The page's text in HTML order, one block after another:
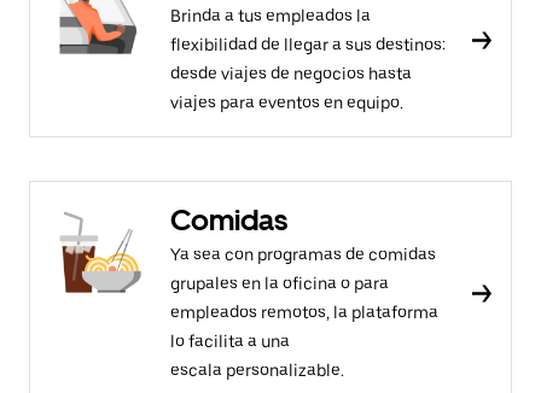
Brinda a tus empleados la
flexibilidad de llegar a sus destinos:
desde viajes de negocios hasta
viajes para eventos en equipo.
Comidas
Ya sea con programas de comidas
grupales en la oficina o para
empleados remotos, la plataforma
lo facilita a una
escala personalizable.